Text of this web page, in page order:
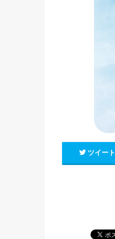
ツイート